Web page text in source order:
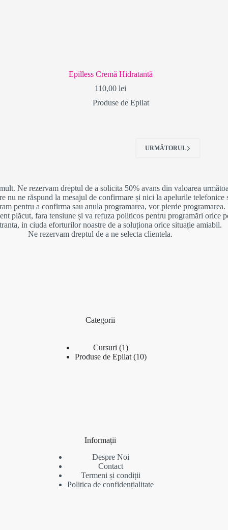
Epilless Cremă Hidratantă
110,00lei
Produse de Epilat
URMĂTORUL
Ne rezervam dreptul de a solicita 50% avans din valoarea
nu ne răspund la mesajul de confirmare și nici la apelurile telefonice
pentru a confirma sau anula programarea, vor pierde
plăcut, fara tensiune și va refuza politicos pentru programări orice
in ciuda eforturilor noastre de a soluționa orice situație amiabil.
Ne rezervam dreptul de a ne selecta clientela.
Categorii
Cursuri 11
produs
Produse de Epilat 1010
Informații
Despre Noi
Contact
Termeni și condiții
Politica de confidențialitate